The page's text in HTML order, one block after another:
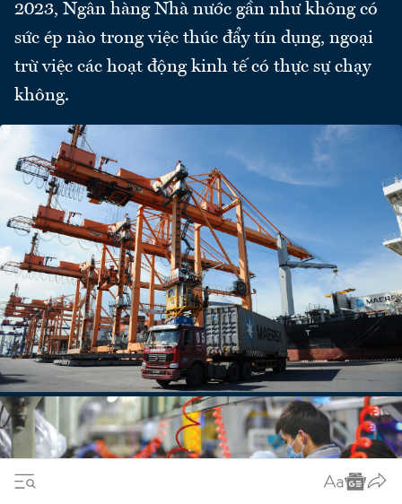
2023, Ngân hàng Nhà nước gần như không có
sức ép nào trong việc thúc đẩy tín dụng, ngoại
trừ việc các hoạt động kinh tế có thực sự chạy
không.